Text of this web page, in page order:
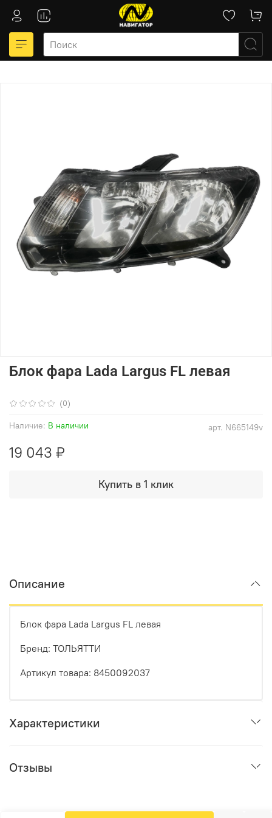
(0)
арт. N665149v
Наличие: В наличии
Блок фара Lada Largus FL левая
19 043 ₽
Купить в 1 клик
Описание
Блок фара Lada Largus FL левая
Бренд: ТОЛЬЯТТИ
Артикул товара: 8450092037
Характеристики
Отзывы